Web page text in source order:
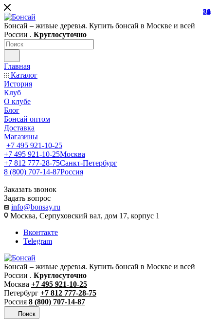
Бонсай – живые деревья. Купить бонсай в Москве и всей
России . Круглосуточно
Главная
Каталог
История
Клуб
О клубе
Блог
Бонсай оптом
Доставка
Магазины
+7 495 921-10-25
+7 495 921-10-25Москва
+7 812 777-28-75Санкт-Петербург
8 (800) 707-14-87Россия
Заказать звонок
Задать вопрос
info@bonsay.ru
Москва, Cерпуховский вал, дом 17, корпус 1
Вконтакте
Telegram
Бонсай – живые деревья. Купить бонсай в Москве и всей
России . Круглосуточно
Москва +7 495 921-10-25
Петербург +7 812 777-28-75
Россия 8 (800) 707-14-87
Поиск
81
19
28
21
1
24
39